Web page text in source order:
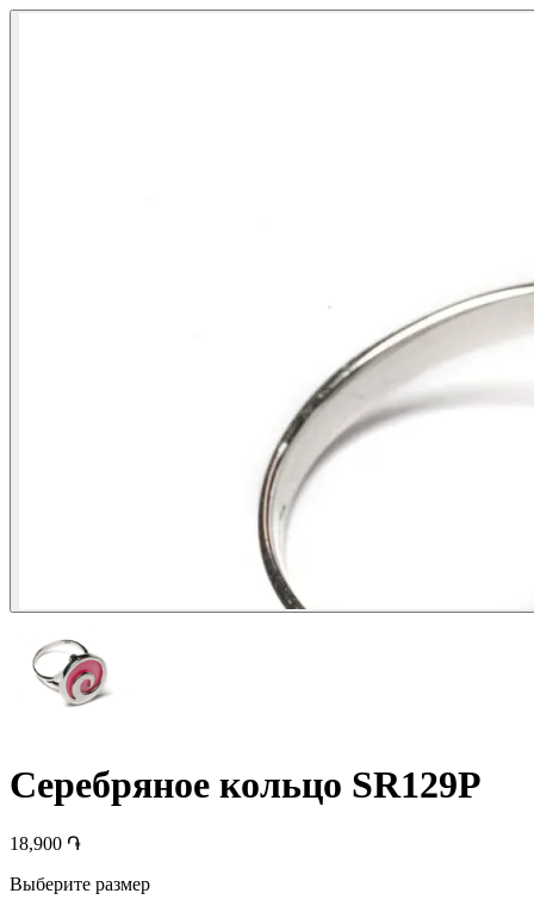
Серебряное кольцо SR129P
18,900 ֏
Выберите размер